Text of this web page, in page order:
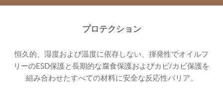
プロテクション
恒久的、湿度および温度に依存しない、揮発性でオイルフ
リーのESD保護と長期的な腐食保護およびカビ/カビ保護を
組み合わせたすべての材料に安全な反応性バリア。